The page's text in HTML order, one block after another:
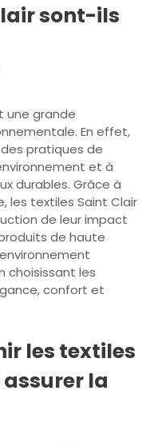
sont-ils
une grande
En effet,
pratiques de
et à
durables. Grâce à
les textiles Saint Clair
de leur impact
de haute
choisissant les
confort et
les textiles
la